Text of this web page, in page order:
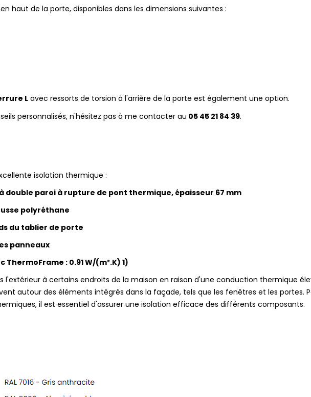
en haut de la porte, disponibles dans les dimensions
3000 mm
3000 mm
L avec ressorts de torsion à l'arrière de la porte est également une
personnalisés, n'hésitez pas à me contacter au 05 45 21 84 39.
isolation thermique :
double paroi à rupture de pont thermique, épaisseur 67 mm
polyréthane
du tablier de porte
panneaux
: 0.91 W/(m².K) 1)
l'extérieur à certains endroits de la maison en raison d'une conduction thermique
autour des éléments intégrés dans la façade, tels que les fenêtres et les portes.
il est essentiel d'assurer une isolation efficace des différents composants.